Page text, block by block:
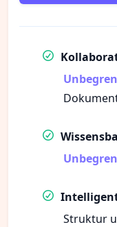
Struktur